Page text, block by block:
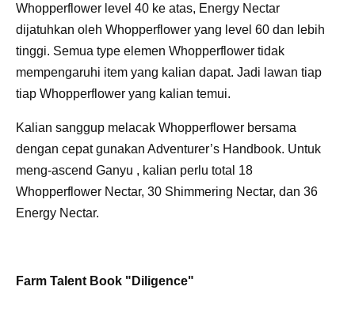
Whopperflower level 40 ke atas, Energy Nectar
dijatuhkan oleh Whopperflower yang level 60 dan lebih
tinggi. Semua type elemen Whopperflower tidak
mempengaruhi item yang kalian dapat. Jadi lawan tiap
tiap Whopperflower yang kalian temui.
Kalian sanggup melacak Whopperflower bersama
dengan cepat gunakan Adventurer’s Handbook. Untuk
meng-ascend Ganyu , kalian perlu total 18
Whopperflower Nectar, 30 Shimmering Nectar, dan 36
Energy Nectar.
Farm Talent Book "Diligence"